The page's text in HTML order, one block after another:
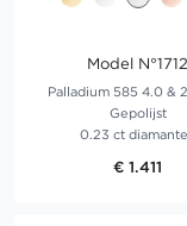
Model N°1712
Palladium 585 4.0 &
Gepolijst
0.23 ct
€ 1.411